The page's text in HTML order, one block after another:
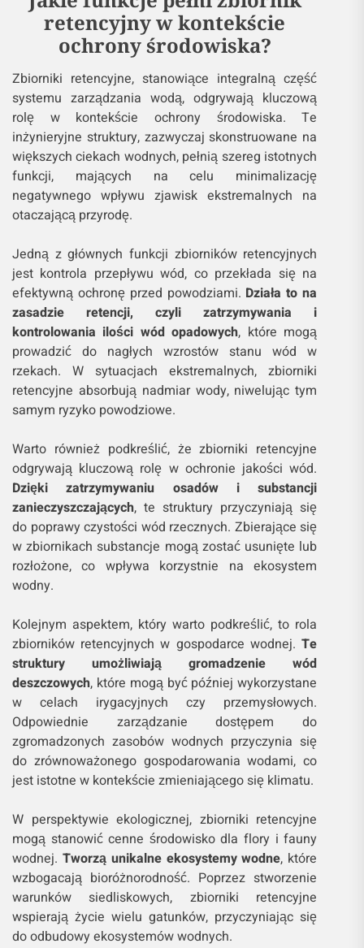
retencyjny w kontekście
ochrony środowiska?
Zbiorniki retencyjne, stanowiące integralną część
systemu zarządzania wodą, odgrywają kluczową
rolę w kontekście ochrony środowiska. Te
inżynieryjne struktury, zazwyczaj skonstruowane na
większych ciekach wodnych, pełnią szereg istotnych
funkcji, mających na celu minimalizację
negatywnego wpływu zjawisk ekstremalnych na
otaczającą przyrodę.
Jedną z głównych funkcji zbiorników retencyjnych
jest kontrola przepływu wód, co przekłada się na
efektywną ochronę przed powodziami. Działa to na
zasadzie retencji, czyli zatrzymywania i
kontrolowania ilości wód opadowych, które mogą
prowadzić do nagłych wzrostów stanu wód w
rzekach. W sytuacjach ekstremalnych, zbiorniki
retencyjne absorbują nadmiar wody, niwelując tym
samym ryzyko powodziowe.
Warto również podkreślić, że zbiorniki retencyjne
odgrywają kluczową rolę w ochronie jakości wód.
Dzięki zatrzymywaniu osadów i substancji
zanieczyszczających, te struktury przyczyniają się
do poprawy czystości wód rzecznych. Zbierające się
w zbiornikach substancje mogą zostać usunięte lub
rozłożone, co wpływa korzystnie na ekosystem
wodny.
Kolejnym aspektem, który warto podkreślić, to rola
zbiorników retencyjnych w gospodarce wodnej.Te
struktury umożliwiają gromadzenie wód
deszczowych, które mogą być później wykorzystane
w celach irygacyjnych czy przemysłowych.
Odpowiednie zarządzanie dostępem do
zgromadzonych zasobów wodnych przyczynia się
do zrównoważonego gospodarowania wodami, co
jest istotne w kontekście zmieniającego się klimatu.
W perspektywie ekologicznej, zbiorniki retencyjne
mogą stanowić cenne środowisko dla flory i fauny
wodnej. Tworzą unikalne ekosystemy wodne, które
wzbogacają bioróżnorodność. Poprzez stworzenie
warunków siedliskowych, zbiorniki retencyjne
wspierają życie wielu gatunków, przyczyniając się
do odbudowy ekosystemów wodnych.